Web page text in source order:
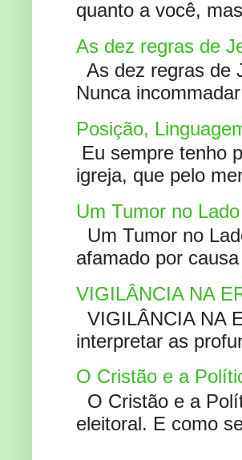
quanto a você,
As dez regras de
As dez regras de
Nunca
Posição,
Eu sempre tenho
igreja, que pelo
Um Tumor no Lado
Um Tumor no
afamado por
VIGILÂNCIA NA
VIGILÂNCIA NA
interpretar as
O Cristão e a
O Cristão e a
eleitoral. E como